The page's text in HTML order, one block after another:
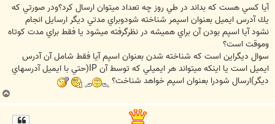
آيا كسي هست كه بداند در طي روز چه تعداد ميتوان ارسال كرد؟ودر صورتي كه
يك آدرس ايميل بعنوان اسپمر شناخته شودوبراي مدتي ديگر ارسايل انجام
نشود آيا اسپم بودن آن براي هميشه در نظرگرفته ميشود يا فقط براي مدت كوتاه
وموقت است؟
سوال ديگراين است كه شناخته شدن بعنوان اسپم آيا فقط شامل آن آدرس
ايميل است يا اينكه ميتواند هر ايميلي كه توسط آن IP(حتي با ايميل آدرسهاي
ديگر)ارسال شودرا بعنوان اسپم خواهد شناخت؟